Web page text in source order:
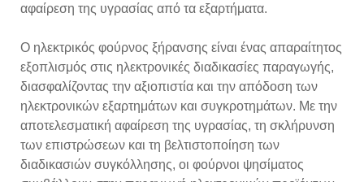
αφαίρεση της υγρασίας από τα εξαρτήματα.
Ο ηλεκτρικός φούρνος ξήρανσης είναι ένας απαραίτητος
εξοπλισμός στις ηλεκτρονικές διαδικασίες παραγωγής,
διασφαλίζοντας την αξιοπιστία και την απόδοση των
ηλεκτρονικών εξαρτημάτων και συγκροτημάτων. Με την
αποτελεσματική αφαίρεση της υγρασίας, τη σκλήρυνση
των επιστρώσεων και τη βελτιστοποίηση των
διαδικασιών συγκόλλησης, οι φούρνοι ψησίματος